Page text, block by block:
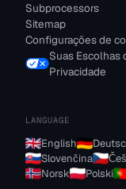
Subprocessors
Sitemap
Configurações de
Suas Escolhas
Privacidade
LANGUAGE
English
Slovenčina
Norsk
Polski